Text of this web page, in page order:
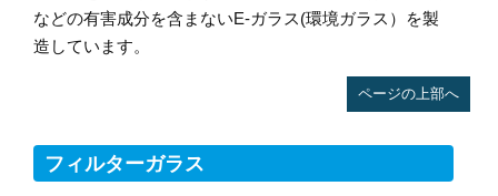
などの有害成分を含まないE-ガラス(環境ガラス）を製
造しています。
ページの上部へ
フィルターガラス